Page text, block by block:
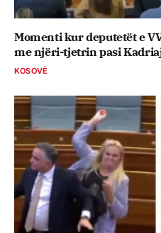
Momenti kur deputetët e
me njëri-tjetrin pasi
KOSOVË